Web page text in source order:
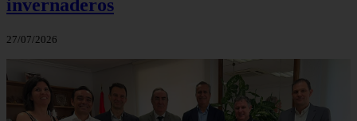
invernaderos
27/07/2026